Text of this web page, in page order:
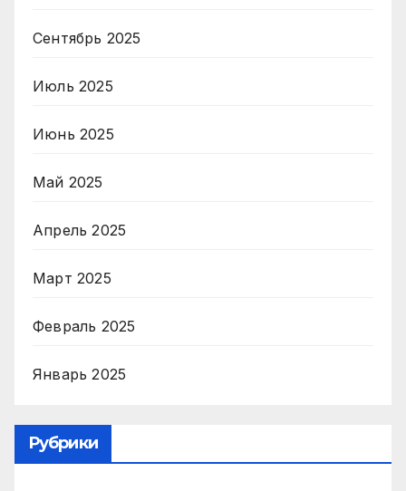
Сентябрь 2025
Июль 2025
Июнь 2025
Май 2025
Апрель 2025
Март 2025
Февраль 2025
Январь 2025
Рубрики